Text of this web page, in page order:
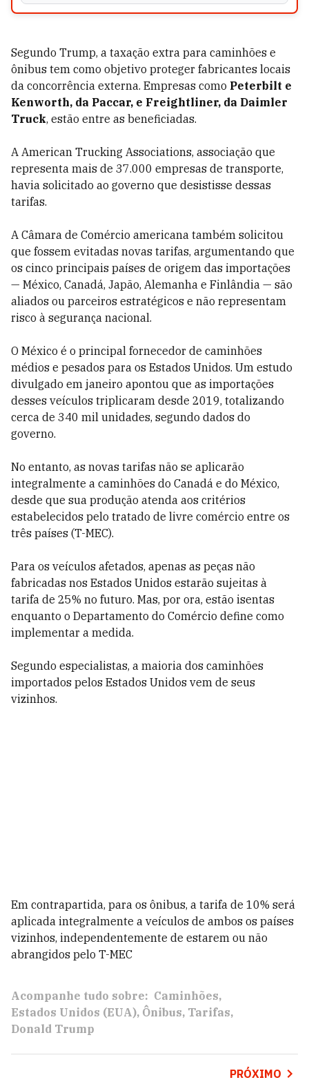
Segundo Trump, a taxação extra para caminhões e
ônibus tem como objetivo proteger fabricantes locais
da concorrência externa. Empresas como Peterbilt e
Kenworth, da Paccar, e Freightliner, da Daimler
Truck, estão entre as beneficiadas.
A American Trucking Associations, associação que
representa mais de 37.000 empresas de transporte,
havia solicitado ao governo que desistisse dessas
tarifas.
A Câmara de Comércio americana também solicitou
que fossem evitadas novas tarifas, argumentando que
os cinco principais países de origem das importações
— México, Canadá, Japão, Alemanha e Finlândia — são
aliados ou parceiros estratégicos e não representam
risco à segurança nacional.
O México é o principal fornecedor de caminhões
médios e pesados para os Estados Unidos. Um estudo
divulgado em janeiro apontou que as importações
desses veículos triplicaram desde 2019, totalizando
cerca de 340 mil unidades, segundo dados do
governo.
No entanto, as novas tarifas não se aplicarão
integralmente a caminhões do Canadá e do México,
desde que sua produção atenda aos critérios
estabelecidos pelo tratado de livre comércio entre os
três países (T-MEC).
Para os veículos afetados, apenas as peças não
fabricadas nos Estados Unidos estarão sujeitas à
tarifa de 25% no futuro. Mas, por ora, estão isentas
enquanto o Departamento do Comércio define como
implementar a medida.
Segundo especialistas, a maioria dos caminhões
importados pelos Estados Unidos vem de seus
vizinhos.
Em contrapartida, para os ônibus, a tarifa de 10% será
aplicada integralmente a veículos de ambos os países
vizinhos, independentemente de estarem ou não
abrangidos pelo T-MEC
Acompanhe tudo sobre: Caminhões
Estados Unidos (EUA) Ônibus Tarifas
Donald Trump
PRÓXIMO